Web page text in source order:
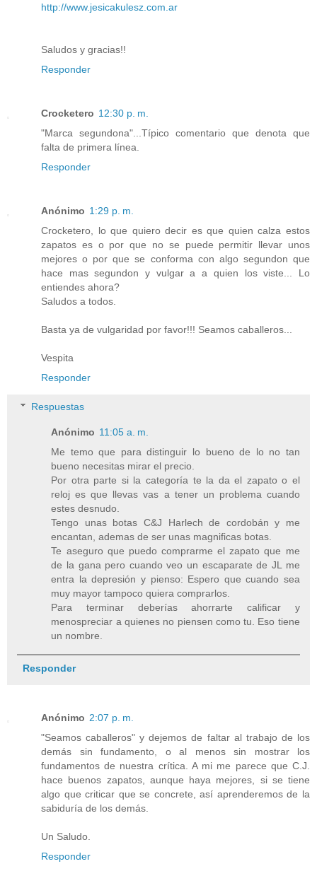
http://www.jesicakulesz.com.ar
Saludos y gracias!!
Responder
Crocketero 12:30 p. m.
"Marca segundona"...Típico comentario que denota que
falta de primera línea.
Responder
Anónimo 1:29 p. m.
Crocketero, lo que quiero decir es que quien calza estos
zapatos es o por que no se puede permitir llevar unos
mejores o por que se conforma con algo segundon que
hace mas segundon y vulgar a a quien los viste... Lo
entiendes ahora?
Saludos a todos.
Basta ya de vulgaridad por favor!!! Seamos caballeros...
Vespita
Responder
Respuestas
Anónimo 11:05 a. m.
Me temo que para distinguir lo bueno de lo no tan
bueno necesitas mirar el precio.
Por otra parte si la categoría te la da el zapato o el
reloj es que llevas vas a tener un problema cuando
estes desnudo.
Tengo unas botas C&J Harlech de cordobán y me
encantan, ademas de ser unas magnificas botas.
Te aseguro que puedo comprarme el zapato que me
de la gana pero cuando veo un escaparate de JL me
entra la depresión y pienso: Espero que cuando sea
muy mayor tampoco quiera comprarlos.
Para terminar deberías ahorrarte calificar y
menospreciar a quienes no piensen como tu. Eso tiene
un nombre.
Responder
Anónimo 2:07 p. m.
"Seamos caballeros" y dejemos de faltar al trabajo de los
demás sin fundamento, o al menos sin mostrar los
fundamentos de nuestra crítica. A mi me parece que C.J.
hace buenos zapatos, aunque haya mejores, si se tiene
algo que criticar que se concrete, así aprenderemos de la
sabiduría de los demás.
Un Saludo.
Responder